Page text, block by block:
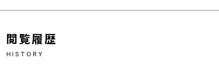
閲覧履歴
HISTORY